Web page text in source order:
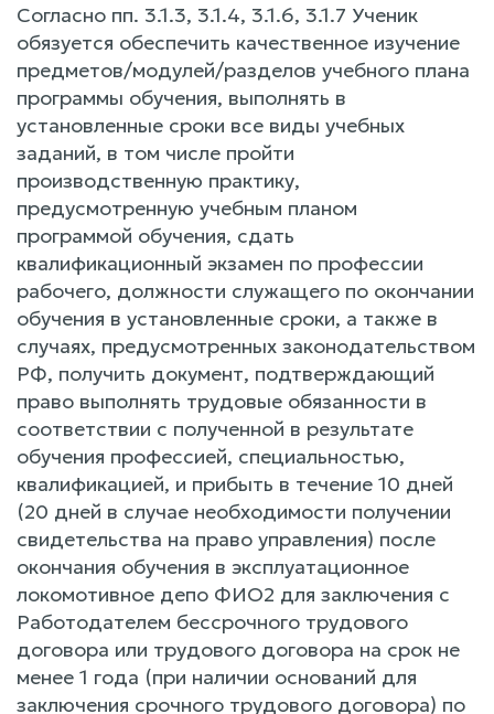
Согласно пп. 3.1.3, 3.1.4, 3.1.6, 3.1.7 Ученик
обязуется обеспечить качественное изучение
предметов/модулей/разделов учебного плана
программы обучения, выполнять в
установленные сроки все виды учебных
заданий, в том числе пройти
производственную практику,
предусмотренную учебным планом
программой обучения, сдать
квалификационный экзамен по профессии
рабочего, должности служащего по окончании
обучения в установленные сроки, а также в
случаях, предусмотренных законодательством
РФ, получить документ, подтверждающий
право выполнять трудовые обязанности в
соответствии с полученной в результате
обучения профессией, специальностью,
квалификацией, и прибыть в течение 10 дней
(20 дней в случае необходимости получении
свидетельства на право управления) после
окончания обучения в эксплуатационное
локомотивное депо ФИО2 для заключения с
Работодателем бессрочного трудового
договора или трудового договора на срок не
менее 1 года (при наличии оснований для
заключения срочного трудового договора) по